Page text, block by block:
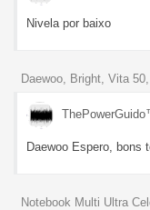
Nivela por baixo
Daewoo, Bright, Vita
Daewoo Espero, bons
Notebook Multi Ultra